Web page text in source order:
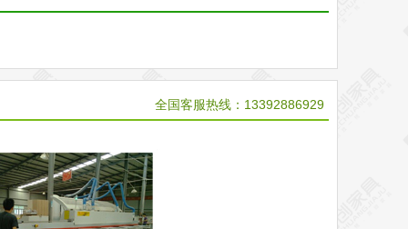
全国客服热线：13392886929